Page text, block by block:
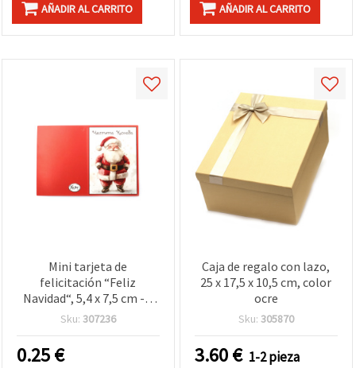
AÑADIR AL CARRITO AÑADIR AL CARRITO
Mini tarjeta de
felicitación “Feliz
Navidad“, 5,4 x 7,5 cm - 1
unidad, manualidades y
Sku: 307236
0.25€
Caja de regalo con lazo,
25 x 17,5 x 10,5 cm, color
ocre
Sku: 305870
3.60€ 1-2 pieza